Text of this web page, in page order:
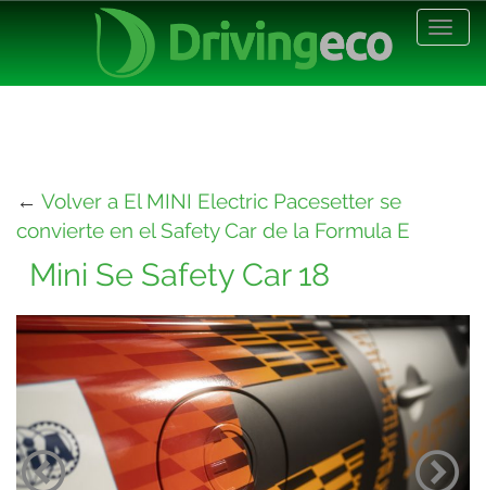
← Volver a El MINI Electric Pacesetter se
convierte en el Safety Car de la Formula E
Mini Se Safety Car 18